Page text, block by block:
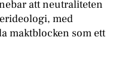
att neutraliteten
med
maktblocken som ett